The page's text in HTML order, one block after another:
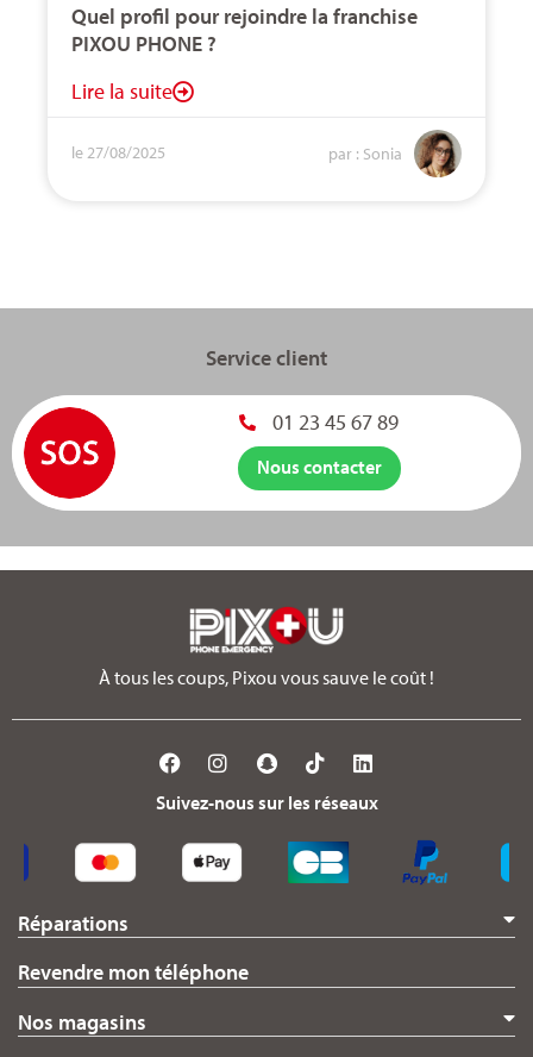
Quel profil pour rejoindre la franchise
PIXOU PHONE ?
Lire la suite
le 27/08/2025 par : Sonia
Service client
01 23 45 67 89
Nous contacter
À tous les coups, Pixou vous sauve le coût !
Suivez-nous sur les réseaux
Réparations
Revendre mon téléphone
Nos magasins